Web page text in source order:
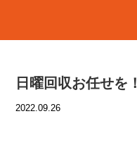
日曜回収お任せを！
2022.09.26